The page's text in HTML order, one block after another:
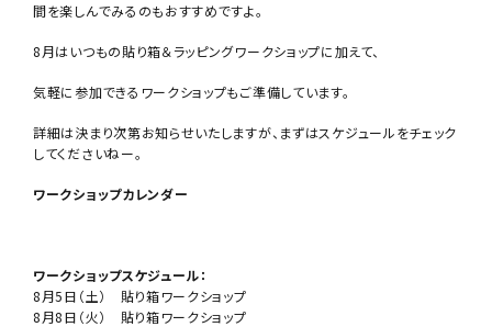
間を楽しんでみるのもおすすめですよ。
8月はいつもの貼り箱＆ラッピングワークショップに加えて、
気軽に参加できるワークショップもご準備しています。
詳細は決まり次第お知らせいたしますが、まずはスケジュールをチェック
してくださいねー。
ワークショップカレンダー
ワークショップスケジュール：
8月5日（土） 貼り箱ワークショップ
8月8日（火） 貼り箱ワークショップ